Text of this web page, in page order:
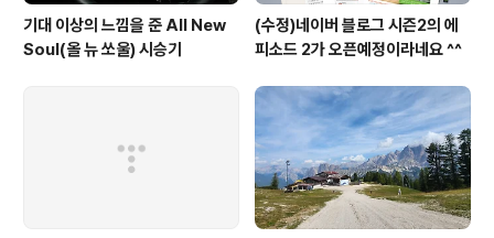
기대 이상의 느낌을 준 All New
Soul(올 뉴 쏘울) 시승기
(수정)네이버 블로그 시즌2의 에
피소드 2가 오픈예정이라네요 ^^